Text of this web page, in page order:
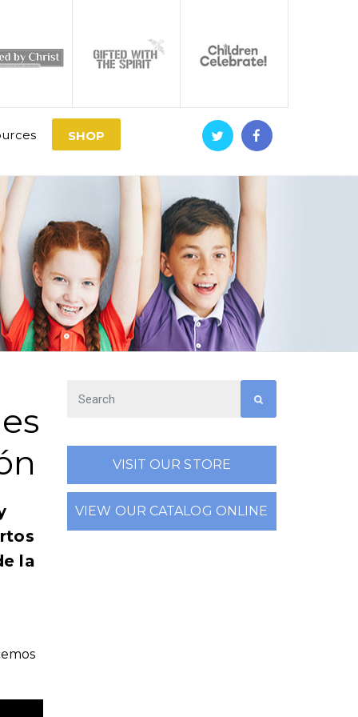
SHOP
la
VISIT OUR STORE
VIEW OUR CATALOG ONLINE